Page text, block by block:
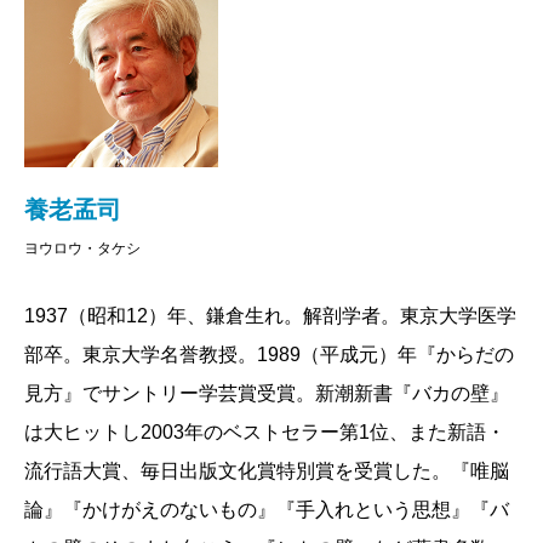
は2020年12月21日のことです。享年18。第8章「ヒ
ト、猫を飼う」で養老さんは記します。
「まるという猫はなんだったのか。いなくなっても、
距離感や関係性は変わらない。今も、いつもの縁側の
か』と言えるのはまるだけだった。それがもう口癖だ
やろうと思う。」たかがネコ、されど唯一のネコ。大
切な存在とはいったい自分の何なのか。猫一匹がさま
ざまなことを、教えてくれるのです。
2021/12/24
養老孟司
ヨウロウ・タケシ
1937（昭和12）年、鎌倉生れ。解剖学者。東京大学医学
部卒。東京大学名誉教授。1989（平成元）年『からだの
見方』でサントリー学芸賞受賞。新潮新書『バカの壁』
は大ヒットし2003年のベストセラー第1位、また新語・
流行語大賞、毎日出版文化賞特別賞を受賞した。『唯脳
論』『かけがえのないもの』『手入れという思想』『バ